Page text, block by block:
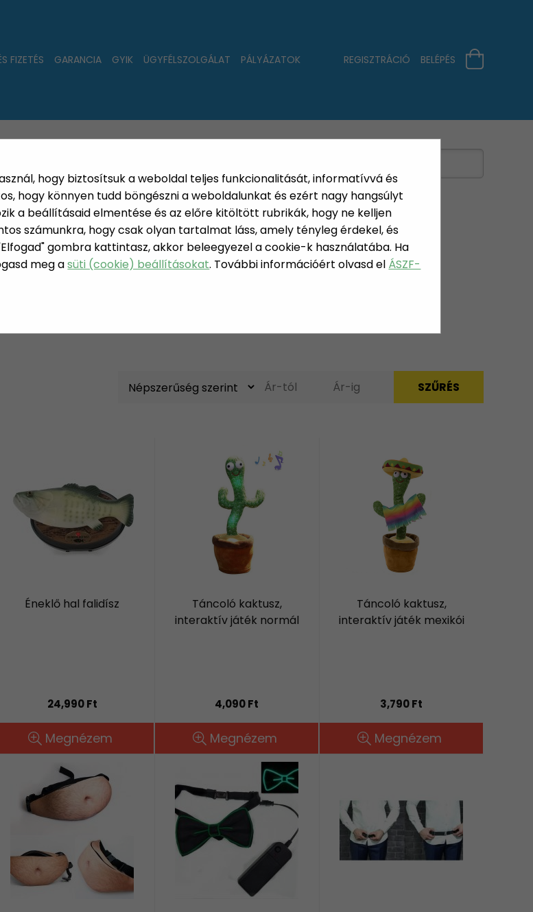
hogy biztosítsuk a weboldal teljes funkcionalitását, informatívvá és
hogy könnyen tudd böngészni a weboldalunkat és ezért nagy hangsúlyt
a beállításaid elmentése és az előre kitöltött rubrikák, hogy ne kelljen
számunkra, hogy csak olyan tartalmat láss, amely tényleg érdekel, és
gombra kattintasz, akkor beleegyezel a cookie-k használatába. Ha
meg asüti (cookie) beállításokat. További információért olvasd el ÁSZF-
FIZETÉS GARANCIA GYIK ÜGYFÉLSZOLGÁLAT PÁLYÁZATOK REGISZTRÁCIÓ BELÉPÉS
PÁRSZÁZAS
AJÁNDÉKÖTLETEK
Éneklő hal falidísz
24,990 Ft
Megnézem
Táncoló kaktusz,
interaktív játék normál
4,090 Ft
Megnézem
Táncoló kaktusz,
interaktív játék mexikói
3,790 Ft
Megnézem